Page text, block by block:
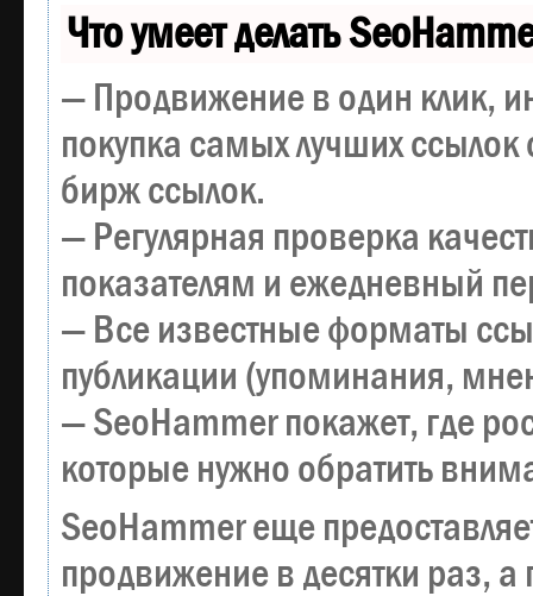
Что умеет делать
— Продвижение в один клик,
покупка самых лучших ссылок
бирж ссылок.
— Регулярная проверка
показателям и ежедневный
— Все известные форматы
публикации (упоминания,
— SeoHammer покажет, где
которые нужно обратить
SeoHammer еще
продвижение в десятки раз, а